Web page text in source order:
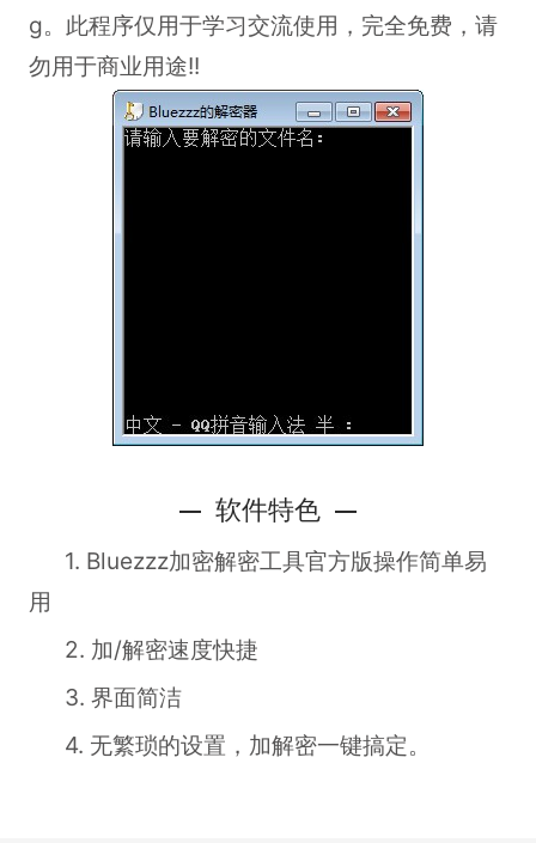
g。此程序仅用于学习交流使用，完全免费，请
勿用于商业用途!!
软件特色
1. Bluezzz加密解密工具官方版操作简单易
用
2. 加/解密速度快捷
3. 界面简洁
4. 无繁琐的设置，加解密一键搞定。